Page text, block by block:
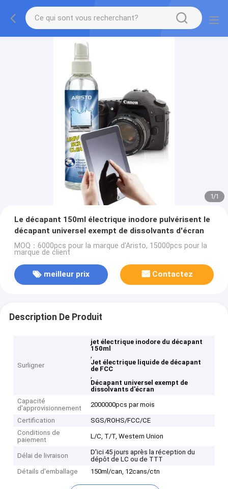
1/1
Le décapant 150ml électrique inodore pulvérisent le
décapant universel exempt de dissolvants d'écran
MOQ：6000pcs pour la marque d'Aristo, 15000pcs pour la
marque de client
meilleur prix Contactez
Description De Produit
Surligner
jet électrique inodore du décapant
150ml
,
Jet électrique liquide de décapant
de FCC
,
Décapant universel exempt de
dissolvants d'écran
Capacité
d'approvisionnement
2000000pcs par mois
Certification
SGS/ROHS/FCC/CE
Conditions de
paiement
L/C, T/T, Western Union
Délai de livraison
D'ici 45 jours après la réception du
dépôt de LC ou de TTT
Détails d'emballage
150ml/can, 12cans/ctn